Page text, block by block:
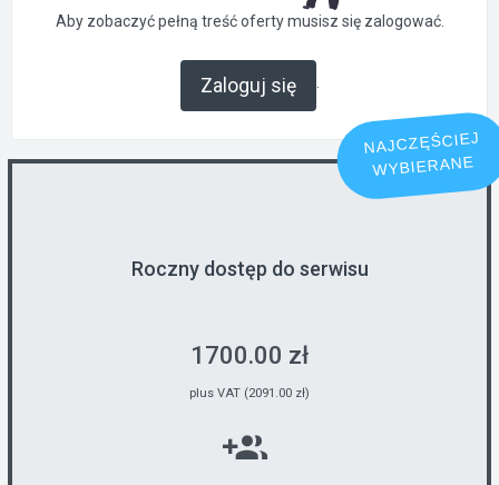
Aby zobaczyć pełną treść oferty musisz się zalogować.
Zaloguj się .
NAJCZĘŚCIEJ
WYBIERANE
Roczny dostęp do serwisu
1700.00 zł
plus VAT (2091.00 zł)